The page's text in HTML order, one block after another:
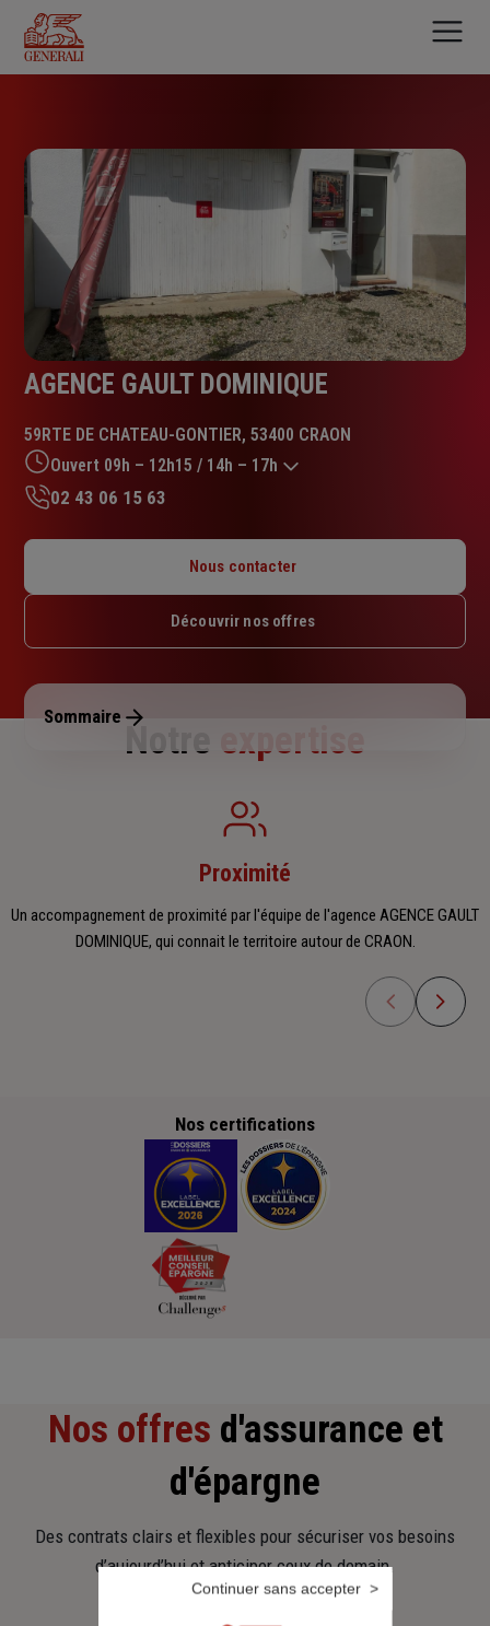
contenu
principal
AGENCE GAULT DOMINIQUE
59RTE DE CHATEAU-GONTIER, 53400 CRAON
Ouvert 09h – 12h15 / 14h – 17h
Jeudi : 09h – 12h15 / 14h – 17h
Dimanche : Fermé
02 43 06 15 63
Nous contacter
Découvrir nos offres
Sommaire
Notre expertise
Proximité
Un accompagnement de proximité par l'équipe de l'agence AGENCE GAULT
DOMINIQUE, qui connait le territoire autour de CRAON.
Nos certifications
Nos offres d'assurance et
d'épargne
Des contrats clairs et flexibles pour sécuriser vos besoins
d’aujourd’hui et anticiper ceux de demain.
Continuer sans accepter